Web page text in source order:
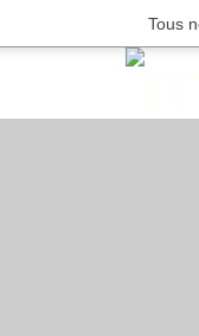
Tous